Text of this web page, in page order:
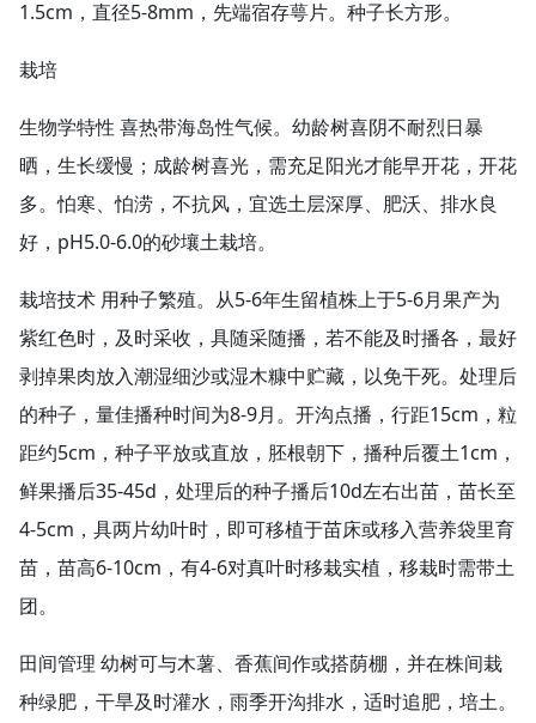
1.5cm，直径5-8mm，先端宿存萼片。种子长方形。
栽培
生物学特性 喜热带海岛性气候。幼龄树喜阴不耐烈日暴
晒，生长缓慢；成龄树喜光，需充足阳光才能早开花，开花
多。怕寒、怕涝，不抗风，宜选土层深厚、肥沃、排水良
好，pH5.0-6.0的砂壤土栽培。
栽培技术 用种子繁殖。从5-6年生留植株上于5-6月果产为
紫红色时，及时采收，具随采随播，若不能及时播各，最好
剥掉果肉放入潮湿细沙或湿木糠中贮藏，以免干死。处理后
的种子，量佳播种时间为8-9月。开沟点播，行距15cm，粒
距约5cm，种子平放或直放，胚根朝下，播种后覆土1cm，
鲜果播后35-45d，处理后的种子播后10d左右出苗，苗长至
4-5cm，具两片幼叶时，即可移植于苗床或移入营养袋里育
苗，苗高6-10cm，有4-6对真叶时移栽实植，移栽时需带土
团。
田间管理 幼树可与木薯、香蕉间作或搭荫棚，并在株间栽
种绿肥，干旱及时灌水，雨季开沟排水，适时追肥，培土。